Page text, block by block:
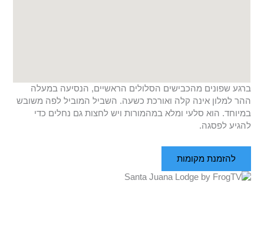
ברגע שפונים מהכבישים הסלולים הראשיים, הנסיעה במעלה
ההר למלון אינה קלה ואורכת כשעה. השביל המוביל לפה משובש
במיוחד. הוא סלעי ומלא במהמורות ויש לחצות גם נחלים כדי
להגיע לפסגה.
להזמנת מקומות